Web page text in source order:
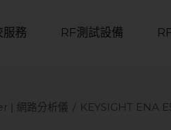
服務 RF測試設備
| 網路分析儀 KEYSIGHT ENA